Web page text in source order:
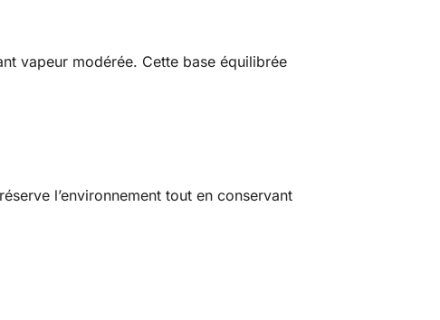
vapeur modérée. Cette base équilibrée
l’environnement tout en conservant